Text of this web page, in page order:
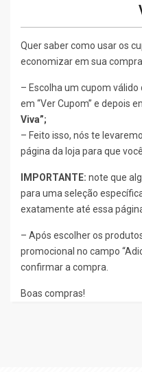
Quer saber como usar os
economizar em sua
– Escolha um cupom válido
em “Ver Cupom” e depois
Viva”;
– Feito isso, nós te
página da loja para que
IMPORTANTE: note que
para uma seleção
exatamente até essa
– Após escolher os
promocional no campo
confirmar a compra.
Boas compras!